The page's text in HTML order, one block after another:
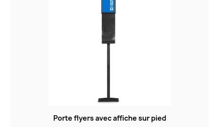
Porte flyers avec affiche sur pied